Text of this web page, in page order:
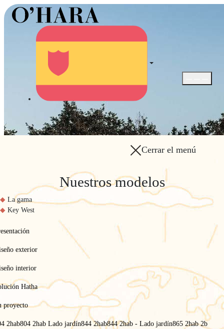
Cerrar el menú
Nuestros modelos
La gama
Key West
exterior
interior
Hatha
proyecto
2hab804 2hab Lado jardín844 2hab844 2hab - Lado jardín865 2hab 2b